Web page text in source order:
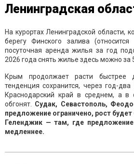
Ленинградская
На курортах Ленинградской области,
берегу Финского залива
посуточная аренда жилья за год
2026 года снять жилье здесь можно за
Крым продолжает расти быстрее
тенденция сохранится, через год-
Краснодарский край в среднем, а в
обгонят.
Судак, Севастополь,
предложение ограничено, рост
Геленджик — там, где
медленнее.